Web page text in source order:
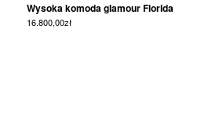
Wysoka komoda glamour Florida
16.800,00zł